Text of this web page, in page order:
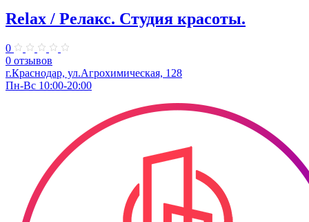
Relax / Релакс. Студия красоты.
0
0 отзывов
г.Краснодар, ул.Агрохимическая, 128
Пн-Вс 10:00-20:00